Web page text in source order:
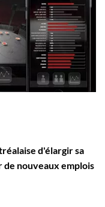
d'élargir sa
de nouveaux emplois